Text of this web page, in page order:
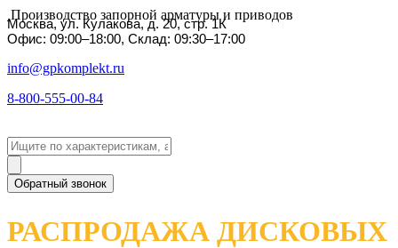
Производство запорной арматуры и приводов
Москва, ул. Кулакова, д. 20, стр. 1К
Офис: 09:00–18:00, Склад: 09:30–17:00
info@gpkomplekt.ru
8-800-555-00-84
Обратный звонок
РАСПРОДАЖА ДИСКОВЫХ